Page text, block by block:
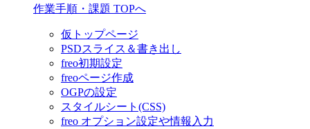
作業手順・課題 TOPへ
仮トップページ
PSDスライス＆書き出し
freo初期設定
freoページ作成
OGPの設定
スタイルシート(CSS)
freo オプション設定や情報入力